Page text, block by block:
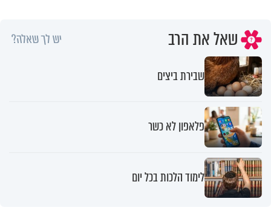
שאל את הרב יש לך שאלה?
שבירת ביצים
פלאפון לא כשר
לימוד הלכות בכל יום